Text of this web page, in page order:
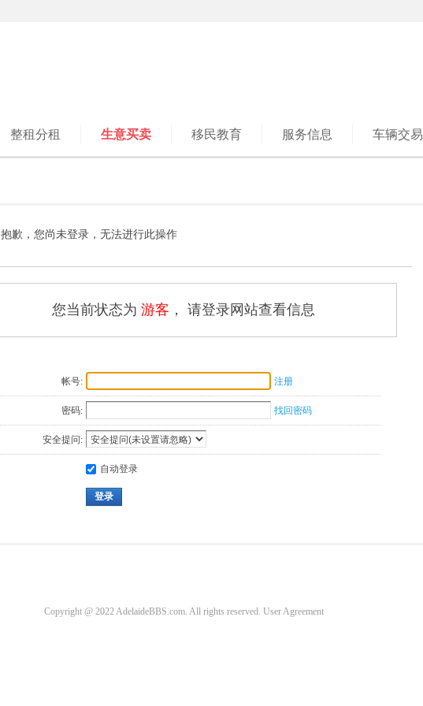
整租分租 生意买卖 移民教育 服务信息 车辆交易
抱歉，您尚未登录，无法进行此操作
您当前状态为 游客 ， 请登录网站查看信息
帐号: 注册
密码: 找回密码
安全提问:
自动登录
登录
Copyright @ 2022 AdelaideBBS.com. All rights reserved. User Agreement